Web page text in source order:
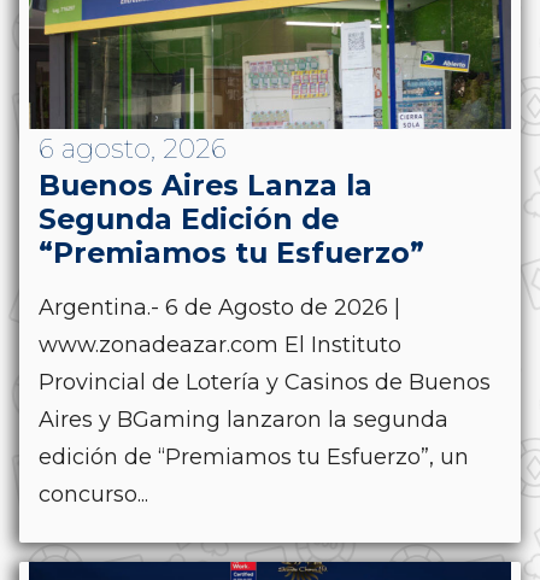
6 agosto, 2026
Buenos Aires Lanza la
Segunda Edición de
“Premiamos tu Esfuerzo”
Argentina.- 6 de Agosto de 2026 |
www.zonadeazar.com El Instituto
Provincial de Lotería y Casinos de Buenos
Aires y BGaming lanzaron la segunda
edición de “Premiamos tu Esfuerzo”, un
concurso...